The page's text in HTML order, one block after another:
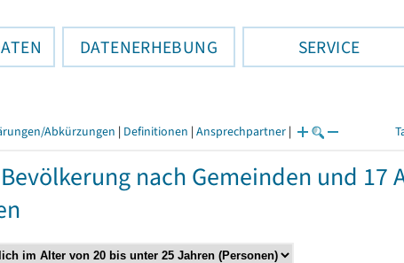
DATENERHEBUNG SERVICE
Abkürzungen | Definitionen | Ansprechpartner |
nach Gemeinden und 17